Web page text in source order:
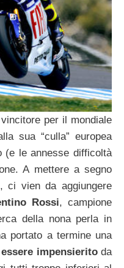
per il mondiale
sua “culla” europea
(e le annesse difficoltà
A mettere a segno
, ci vien da aggiungere
Rossi, campione
della nona perla in
portato a termine una
impensieritoda